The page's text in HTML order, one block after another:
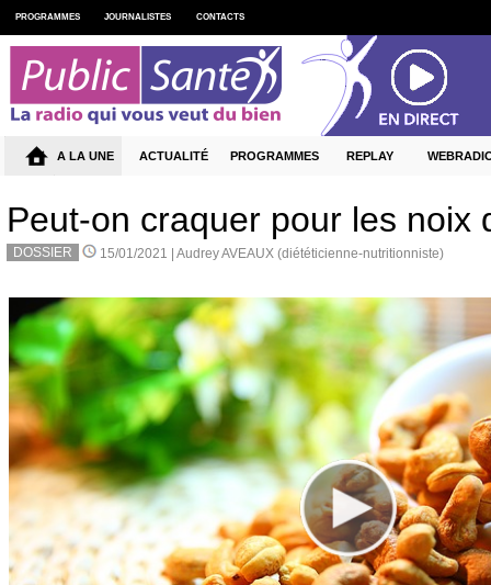
Peut-on craquer pour les noix
DOSSIER 15/01/2021 | Audrey AVEAUX (diététicienne-nutritionniste)
PROGRAMMES JOURNALISTES CONTACTS
A LA UNE ACTUALITÉ PROGRAMMES REPLAY